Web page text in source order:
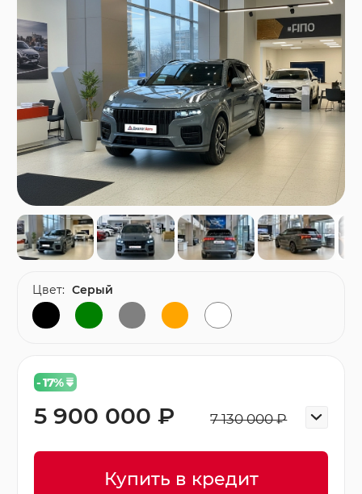
- 17%
7 130 000 ₽
5 900 000 ₽
Купить в кредит
Цвет: Серый